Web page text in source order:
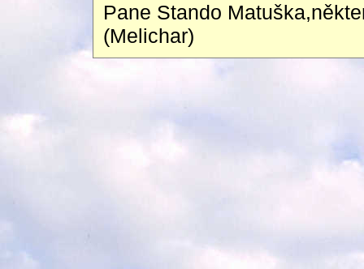
Pane Stando
(Melichar)